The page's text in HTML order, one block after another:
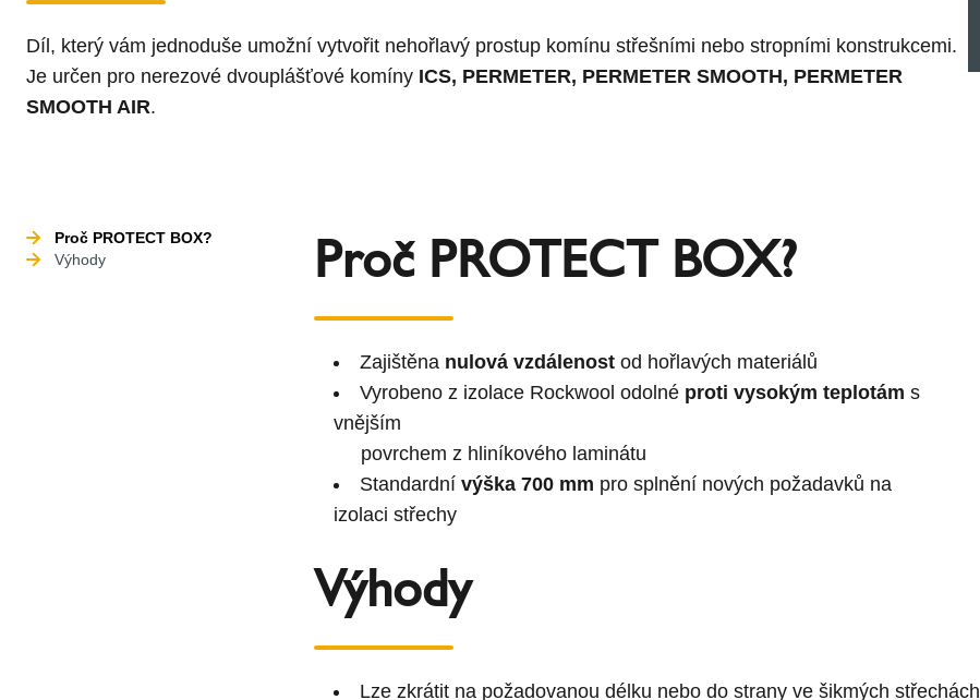
Díl, který vám jednoduše umožní vytvořit nehořlavý prostup komínu střešními nebo stropními konstrukcemi.
Je určen pro nerezové dvouplášťové komíny ICS, PERMETER, PERMETER SMOOTH, PERMETER
SMOOTH AIR.
Proč PROTECT BOX?
Výhody
Proč PROTECT BOX?
Zajištěna nulová vzdálenost od hořlavých materiálů
Vyrobeno z izolace Rockwool odolné proti vysokým teplotám s
vnějším
povrchem z hliníkového laminátu
Standardní výška 700 mm pro splnění nových požadavků na
izolaci střechy
Výhody
Lze zkrátit na požadovanou délku nebo do strany ve šikmých střechách